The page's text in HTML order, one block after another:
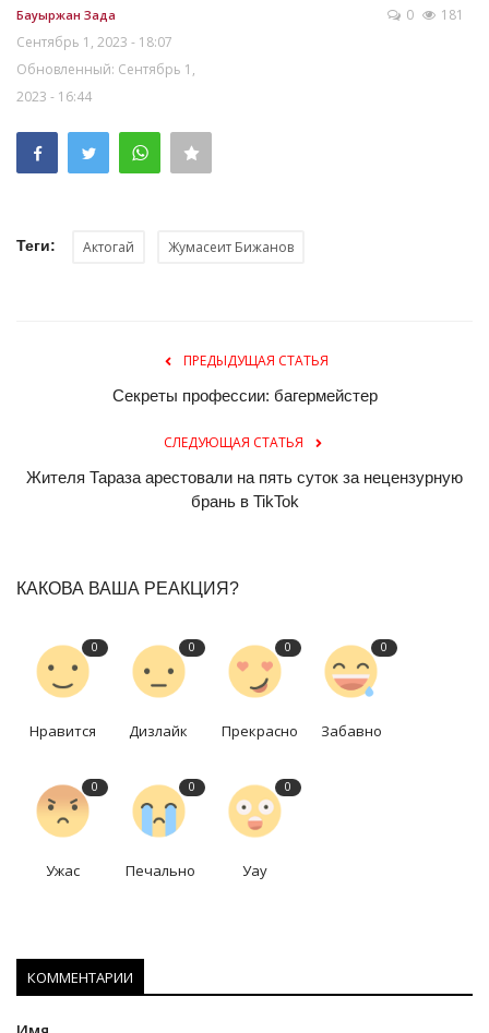
Бауыржан Зада
Сентябрь 1, 2023 - 18:07
Обновленный: Сентябрь 1,
2023 - 16:44
0 181
Теги: Актогай Жумасеит Бижанов
ПРЕДЫДУЩАЯ СТАТЬЯ
Секреты профессии: багермейстер
СЛЕДУЮЩАЯ СТАТЬЯ
Жителя Тараза арестовали на пять суток за нецензурную
брань в TikTok
КАКОВА ВАША РЕАКЦИЯ?
0
Нравится
0
Дизлайк
0
Прекрасно
0
Забавно
0
Ужас
0
Печально
0
Уау
КОММЕНТАРИИ